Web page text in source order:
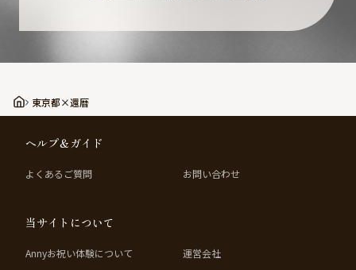
東京都×還暦
ヘルプ＆ガイド
よくあるご質問 お問い合わせ
当サイトについて
Annyお祝い体験について 運営会社